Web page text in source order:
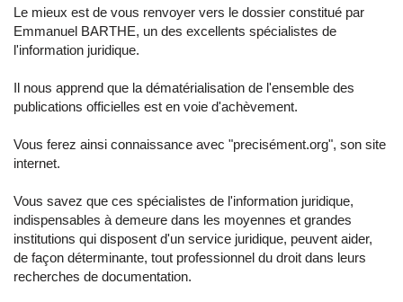
Le mieux est de vous renvoyer vers le dossier constitué par
Emmanuel BARTHE, un des excellents spécialistes de
l'information juridique.
Il nous apprend que la dématérialisation de l'ensemble des
publications officielles est en voie d'achèvement.
Vous ferez ainsi connaissance avec "precisément.org", son site
internet.
Vous savez que ces spécialistes de l'information juridique,
indispensables à demeure dans les moyennes et grandes
institutions qui disposent d'un service juridique, peuvent aider,
de façon déterminante, tout professionnel du droit dans leurs
recherches de documentation.